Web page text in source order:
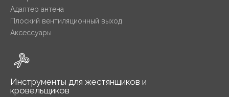
Адаптер антена
Плоский вентиляционный выход
Аксессуары
Инструменты для жестянщиков и
кровельщиков